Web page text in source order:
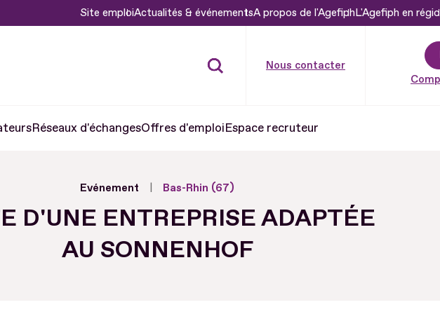
Site emploiActualités & événementsA propos de l'AgefiphL'Agefiph en
Nous contacter
Réseaux d'échangesOffres d'emploiEspace recruteur
Evénement Bas-Rhin (67)
D'UNE ENTREPRISE ADAPTÉE
AU SONNENHOF